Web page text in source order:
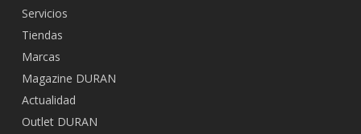
Servicios
Tiendas
Marcas
Magazine DURAN
Actualidad
Outlet DURAN